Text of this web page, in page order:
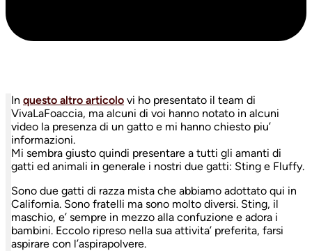
In questo altro articolo vi ho presentato il team di
VivaLaFoaccia, ma alcuni di voi hanno notato in alcuni
video la presenza di un gatto e mi hanno chiesto piu’
informazioni.
Mi sembra giusto quindi presentare a tutti gli amanti di
gatti ed animali in generale i nostri due gatti: Sting e Fluffy.
Sono due gatti di razza mista che abbiamo adottato qui in
California. Sono fratelli ma sono molto diversi. Sting, il
maschio, e’ sempre in mezzo alla confuzione e adora i
bambini. Eccolo ripreso nella sua attivita’ preferita, farsi
aspirare con l’aspirapolvere.